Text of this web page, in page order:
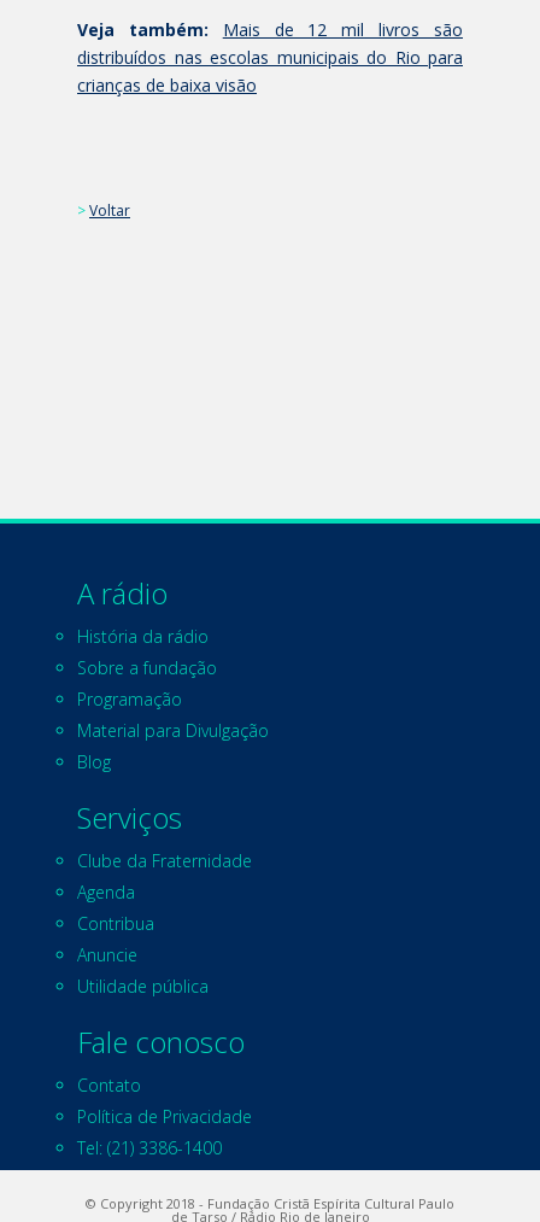
Veja também: Mais de 12 mil livros são
distribuídos nas escolas municipais do Rio para
crianças de baixa visão
>Voltar
A rádio
História da rádio
Sobre a fundação
Programação
Material para Divulgação
Blog
Serviços
Clube da Fraternidade
Agenda
Contribua
Anuncie
Utilidade pública
Fale conosco
Contato
Política de Privacidade
Tel: (21) 3386-1400
© Copyright 2018 - Fundação Cristã Espírita Cultural Paulo
de Tarso / Rádio Rio de Janeiro